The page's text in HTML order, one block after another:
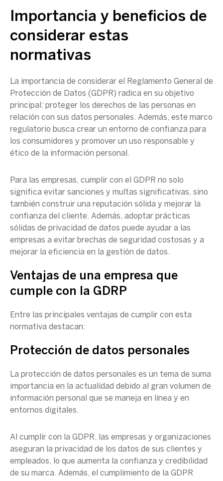
Importancia y beneficios de
considerar estas
normativas
La importancia de considerar el Reglamento General de
Protección de Datos (GDPR ) radica en su objetivo
principal: proteger los derechos de las personas en
relación con sus datos personales. Además, este marco
regulatorio busca crear un entorno de confianza para
los consumidores y promover un uso responsable y
ético de la información personal .
Para las empresas, cumplir con el GDPR no solo
significa evitar sanciones y multas significativas, sino
también construir una reputación sólida y mejorar la
confianza del cliente. Además, adoptar prácticas
sólidas de privacidad de datos puede ayudar a las
empresas a evitar brechas de seguridad costosas y a
mejorar la eficiencia en la gestión de datos.
Ventajas de una empresa que
cumple con la GDRP
Entre las principales ventajas de cumplir con esta
normativa destacan:
Protección de datos personales
La protección de datos personales es un tema de suma
importancia en la actualidad debido al gran volumen de
información personal que se maneja en línea y en
entornos digitales.
Al cumplir con la GDPR, las empresas y organizaciones
aseguran la privacidad de los datos de sus clientes y
empleados, lo que aumenta la confianza y credibilidad
de su marca. Además, el cumplimiento de la GDPR